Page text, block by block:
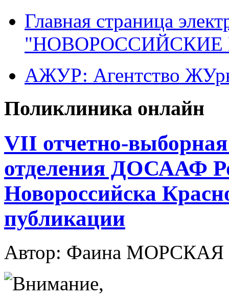
Главная страница
"НОВОРОССИЙСКИЕ
АЖУР: Агентство
Поликлиника онлайн
VII отчетно-
отделения ДОСААФ
Новороссийска
публикации
Автор: Фаина МОРСКАЯ